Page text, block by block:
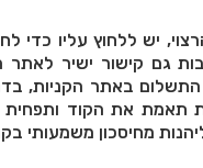
יש ללחוץ עליו
גם קישור ישיר
באתר הקניות,
תאמת את הקוד
מחיסכון משמעותי